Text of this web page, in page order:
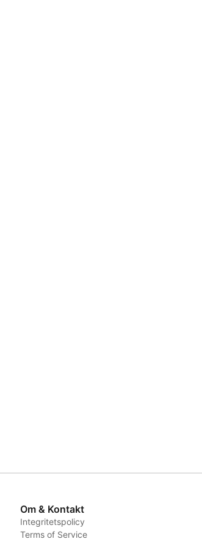
Om & Kontakt
Integritetspolicy
Terms of Service